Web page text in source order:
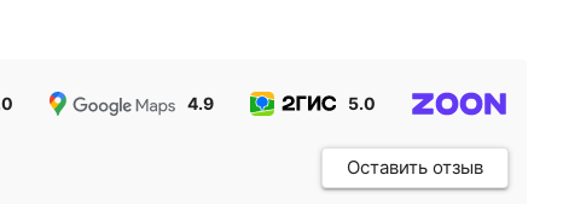
4.9 5.0
Оставить отзыв